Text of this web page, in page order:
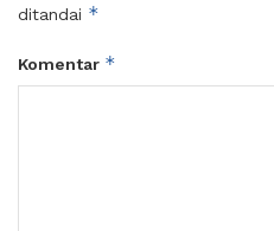
ditandai *
Komentar *